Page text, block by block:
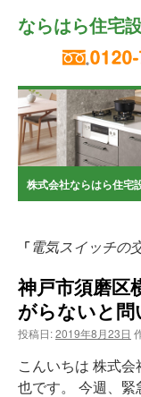
ン
テ
へ
ス
キ
ッ
プ
ならはら住宅
株式会社ならはら住宅
「電気スイッチの
神戸市須磨
がらないと問
投稿日:2019年8月23日
こんいちは 株式
也です。 今週、緊